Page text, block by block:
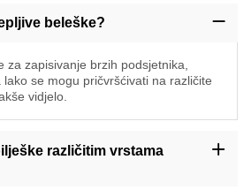
beleške?
za zapisivanje brzih podsjetnika,
se mogu pričvršćivati na različite
vidjelo.
različitim vrstama